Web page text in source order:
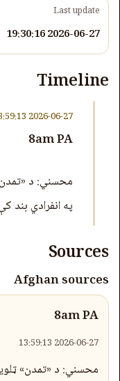
Last update
2026-06-27 19:30:16
Timeline
2026-06-27 13:59:13
8am PA
محسني: د
په انفرادي بند
Sources
Afghan sources
8am PA
2026-06-27 13:59:13
محسني: د «تمدن»